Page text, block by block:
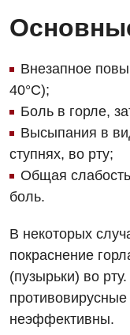
Мероприятия БПР
Интернатура
Энциклопедия
Отзывы
Видео
Диагностическое
Компьютерная
Магнитно-
Маммография
Нейросонография
Рентгенография
УЗИ
Эндоскопическое
Гинекологическое
Диагностическое
Дневной стационар
Онкологическое
Отделение
Отделение
Декларирование
Лечение
Внезапное
40°C);
Боль в горле,
Высыпания в
ступнях, во рту;
Общая
боль.
В некоторых
покраснение
(пузырьки) во
неэффективны.